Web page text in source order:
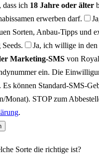
dass ich 18 Jahre oder älter
erwerben darf.
Sorten, Anbau-Tipps und
Ja, ich willige in
Marketing-SMS von
ein. Die
können Standard-SMS-
Monat). STOP zum
.
Sorte die richtige ist?